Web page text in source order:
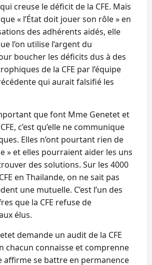
creuse le déficit de la CFE. Mais
« l’État doit jouer son rôle » en
des adhérents aidés, elle
l’on utilise l’argent du
boucher les déficits dus à des
de la CFE par l’équipe
qui aurait falsifié les
que font Mme Genetet et
c’est qu’elle ne communique
Elles n’ont pourtant rien de
» et elles pourraient aider les uns
des solutions. Sur les 4000
en Thailande, on ne sait pas
une mutuelle. C’est l’un des
que la CFE refuse de
élus.
demande un audit de la CFE
chacun connaisse et comprenne
affirme se battre en permanence